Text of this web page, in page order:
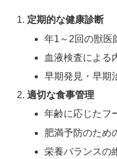
定期的な健康診断
年1～2回の獣医
血液検査による
早期発見・早期
適切な食事管理
年齢に応じたフ
肥満予防のため
栄養バランスの